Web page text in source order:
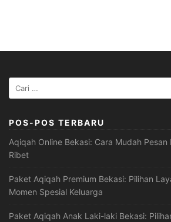
Cari
untuk:
POS-POS TERBARU
Aqiqah Online Bekasi: Cara Mudah
Ribet
Paket Aqiqah Premium Bekasi: Pilihan
Momen Spesial Keluarga
Paket Aqiqah Anak Laki-laki Bekasi: